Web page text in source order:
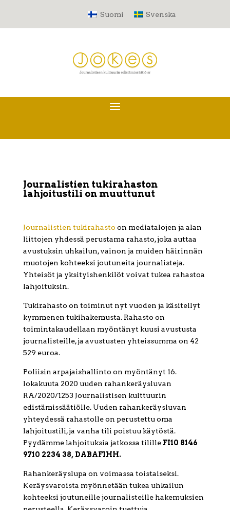
Suomi Svenska
Journalistien tukirahaston
lahjoitustili on muuttunut
Journalistien tukirahasto on mediatalojen ja alan
liittojen yhdessä perustama rahasto, joka auttaa
avustuksin uhkailun, vainon ja muiden häirinnän
muotojen kohteeksi joutuneita journalisteja.
Yhteisöt ja yksityishenkilöt voivat tukea rahastoa
lahjoituksin.
Tukirahasto on toiminut nyt vuoden ja käsitellyt
kymmenen tukihakemusta. Rahasto on
toimintakaudellaan myöntänyt kuusi avustusta
journalisteille, ja avustusten yhteissumma on 42
529 euroa.
Poliisin arpajaishallinto on myöntänyt 16.
lokakuuta 2020 uuden rahankeräysluvan
RA/2020/1253 Journalistisen kulttuurin
edistämissäätiölle. Uuden rahankeräysluvan
yhteydessä rahastolle on perustettu oma
lahjoitustili, ja vanha tili poistuu käytöstä.
Pyydämme lahjoituksia jatkossa tilille FI10 8146
9710 2234 38, DABAFIHH.
Rahankeräyslupa on voimassa toistaiseksi.
Keräysvaroista myönnetään tukea uhkailun
kohteeksi joutuneille journalisteille hakemuksien